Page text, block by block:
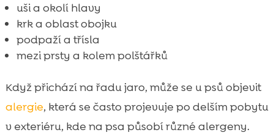
uši a okolí hlavy
krk a oblast obojku
podpaží a třísla
mezi prsty a kolem polštářků
Když přichází na řadu jaro, může se u psů objevit
alergie, která se často projevuje po delším pobytu
v exteriéru, kde na psa působí různé alergeny.